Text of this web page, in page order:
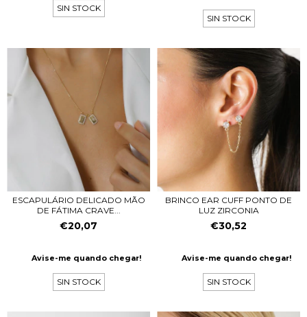
SIN STOCK
SIN STOCK
ESCAPULÁRIO DELICADO MÃO
DE FÁTIMA CRAVE...
€20,07
Avise-me quando chegar!
SIN STOCK
BRINCO EAR CUFF PONTO DE
LUZ ZIRCONIA
€30,52
Avise-me quando chegar!
SIN STOCK